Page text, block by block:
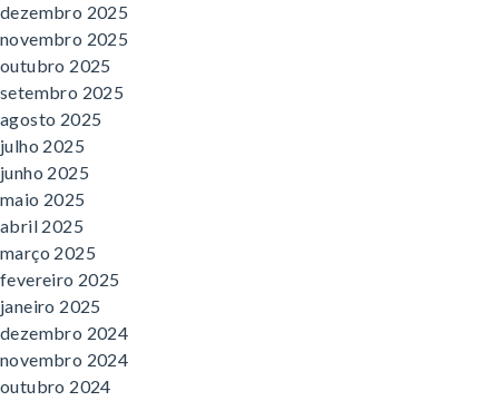
dezembro 2025
novembro 2025
outubro 2025
setembro 2025
agosto 2025
julho 2025
junho 2025
maio 2025
abril 2025
março 2025
fevereiro 2025
janeiro 2025
dezembro 2024
novembro 2024
outubro 2024